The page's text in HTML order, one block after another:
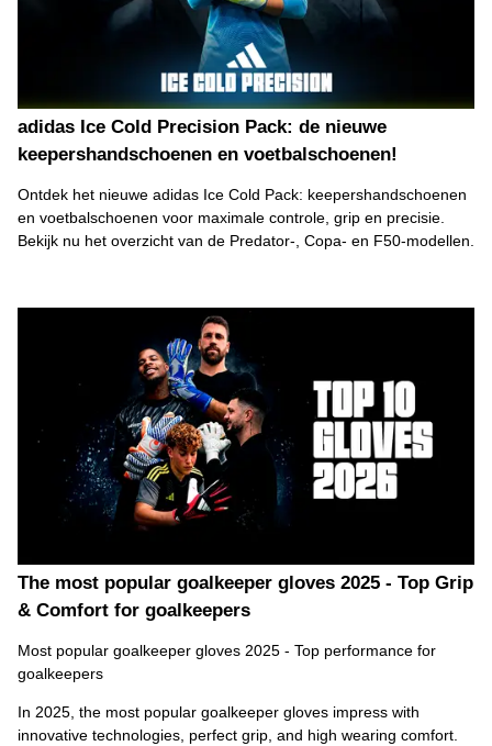
adidas Ice Cold Precision Pack: de nieuwe
keepershandschoenen en voetbalschoenen!
Ontdek het nieuwe adidas Ice Cold Pack: keepershandschoenen
en voetbalschoenen voor maximale controle, grip en precisie.
Bekijk nu het overzicht van de Predator-, Copa- en F50-modellen.
The most popular goalkeeper gloves 2025 - Top Grip
& Comfort for goalkeepers
Most popular goalkeeper gloves 2025 - Top performance for
goalkeepers
In 2025, the most popular goalkeeper gloves impress with
innovative technologies, perfect grip, and high wearing comfort.